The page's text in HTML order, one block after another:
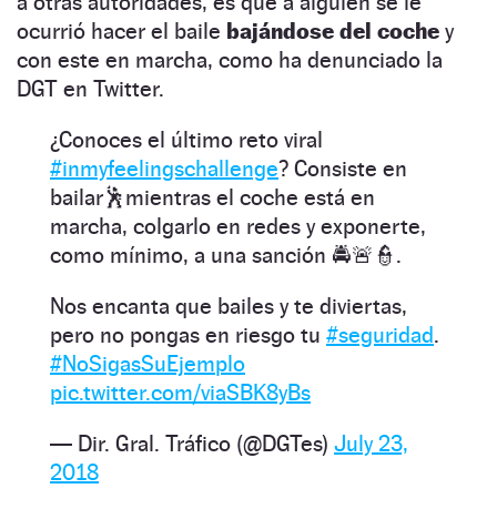
ocurrió hacer el baile bajándose del coche y
con este en marcha, como ha denunciado la
DGT en Twitter.
¿Conoces el último reto viral
#inmyfeelingschallenge? Consiste en
bailar🕺mientras el coche está en
marcha, colgarlo en redes y exponerte,
como mínimo, a una sanción 🚔🚨👮‍.
Nos encanta que bailes y te diviertas,
pero no pongas en riesgo tu #seguridad.
#NoSigasSuEjemplo
pic.twitter.com/viaSBK8yBs
— Dir. Gral. Tráfico (@DGTes) July 23,
2018